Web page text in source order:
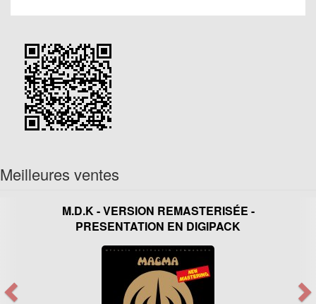
Meilleures ventes
M.D.K - VERSION REMASTERISÉE -
PRESENTATION EN DIGIPACK